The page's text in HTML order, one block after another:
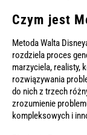
Czym jest
Metoda Walta
rozdziela proces
marzyciela, realisty,
rozwiązywania
do nich z trzech
zrozumienie
kompleksowych i